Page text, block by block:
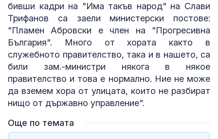
бивши кадри на "Има такъв народ" на Слави
Трифанов са заели министерски постове:
"Пламен Абровски е член на "Прогресивна
България". Много от хората както в
служебното правителство, така и в нашето, са
били зам.-министри някога в някое
правителство и това е нормално. Ние не може
да вземем хора от улицата, които не разбират
нищо от държавно управление".
Още по темата